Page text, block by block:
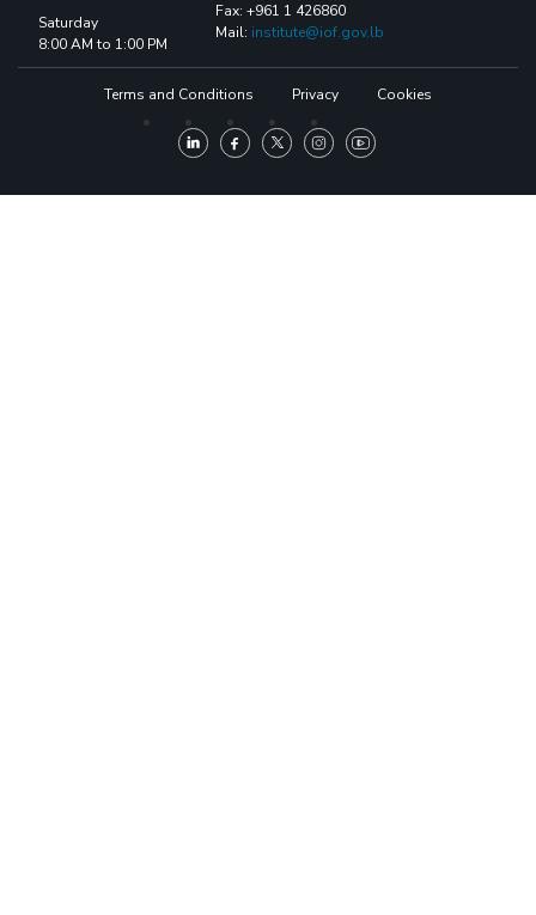
Saturday
8:00 AM to 1:00 PM
Fax: +961 1 426860
Mail: institute@iof.gov.lb
Terms and Conditions Privacy Cookies